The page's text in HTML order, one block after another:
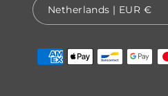
Netherlands | EUR €
methods